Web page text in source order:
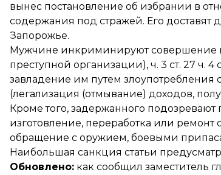
вынес постановление об избрании в
содержания под стражей. Его доставят
Запорожье.
Мужчине инкриминируют совершение
преступной организации), ч. 3 ст. 27 ч. 4
завладение им путем злоупотребления
(легализация (отмывание) доходов,
Кроме того, задержанного подозревают
изготовление, переработка или ремонт
обращение с оружием, боевыми
Наибольшая санкция статьи
Обновлено: как сообщил заместитель